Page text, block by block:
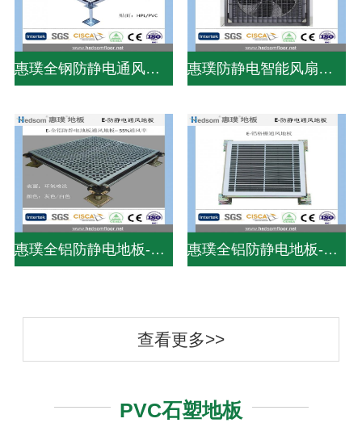
惠璞全钢防静电通风地板-38%通风率 惠璞防静电智能风扇地板-75%通风率
惠璞全铝防静电地板-PVC贴面 惠璞全铝防静电地板-PVC贴面
查看更多>>
PVC石塑地板